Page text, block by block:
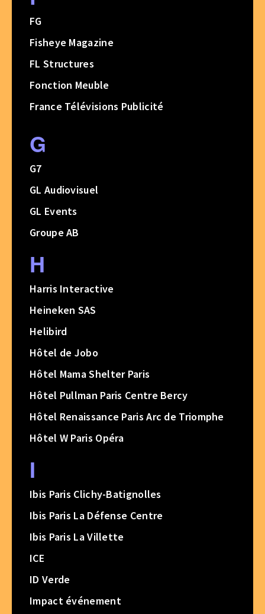
FG
Fisheye Magazine
FL Structures
Fonction Meuble
France Télévisions Publicité
G
G7
GL Audiovisuel
GL Events
Groupe AB
H
Harris Interactive
Heineken SAS
Helibird
Hôtel de Jobo
Hôtel Mama Shelter Paris
Hôtel Pullman Paris Centre Bercy
Hôtel Renaissance Paris Arc de Triomphe
Hôtel W Paris Opéra
I
Ibis Paris Clichy-Batignolles
Ibis Paris La Défense Centre
Ibis Paris La Villette
ICE
ID Verde
Impact événement